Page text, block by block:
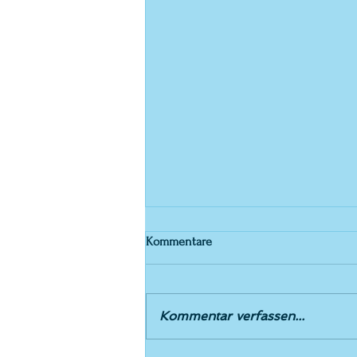
Einladung 5.5.26
Kommentare
Kommentar verfassen...